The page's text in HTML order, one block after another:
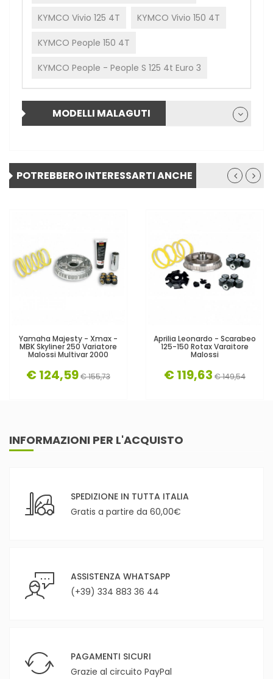
KYMCO Vivio 125 4T KYMCO Vivio 150 4T
KYMCO People 150 4T
KYMCO People - People S 125 4t Euro 3
MODELLI MALAGUTI
POTREBBERO INTERESSARTI ANCHE
Yamaha Majesty - Xmax -
MBK Skyliner 250 Variatore
Malossi Multivar 2000
€ 124,59€ 155,73
Aprilia Leonardo - Scarabeo
125-150 Rotax Varaitore
Malossi
€ 119,63 € 149,54
INFORMAZIONI PER L'ACQUISTO
SPEDIZIONE IN TUTTA ITALIA
Gratis a partire da 60,00€
ASSISTENZA WHATSAPP
(+39) 334 883 36 44
PAGAMENTI SICURI
Grazie al circuito PayPal